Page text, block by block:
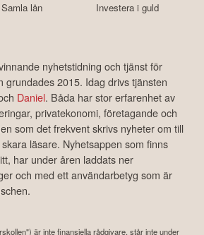
Samla lån
Investera i guld
nyhetstidning och tjänst för
grundades 2015. Idag drivs tjänsten
Daniel. Båda har stor erfarenhet av
privatekonomi, företagande och
som det frekvent skrivs nyheter om till
läsare. Nyhetsappen som finns
har under åren laddats ner
och med ett användarbetyg som är
är inte finansiella rådgivare, står inte under